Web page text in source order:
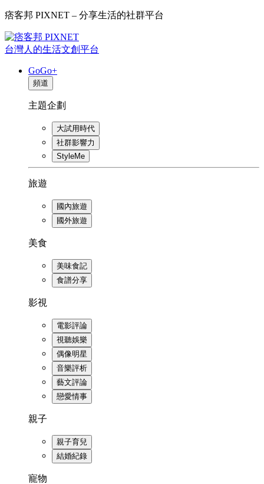
痞客邦 PIXNET – 分享生活的社群平台
台灣人的生活文創平台
GoGo+
頻道
主題企劃
大試用時代
社群影響力
StyleMe
旅遊
國內旅遊
國外旅遊
美食
美味食記
食譜分享
影視
電影評論
視聽娛樂
偶像明星
音樂評析
藝文評論
戀愛情事
親子
親子育兒
結婚紀錄
寵物